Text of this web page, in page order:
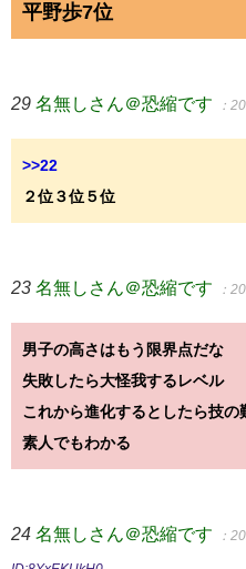
平野歩7位
29 名無しさん＠恐縮です ：
>>22
２位３位５位
23 名無しさん＠恐縮です ：
男子の高さはもう限界点だな
失敗したら大怪我するレベル
これから進化するとしたら技の
素人でもわかる
24 名無しさん＠恐縮です ：